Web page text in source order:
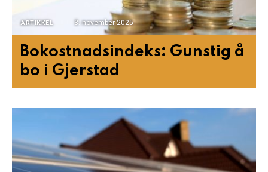
ARTIKKEL 3. november 2025
Bokostnadsindeks: Gunstig å
bo i Gjerstad